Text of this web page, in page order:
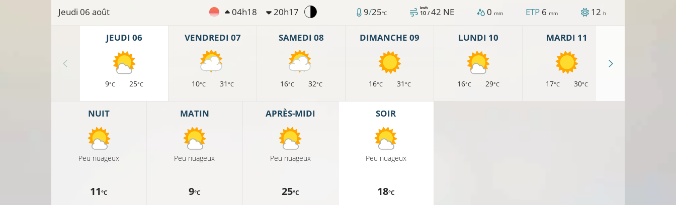
Jeudi 06 août 04h18 20h17 9/25°C 10 /
km/h 42 NE 0 mm ETP 6 mm 12 h
JEUDI 06
9°C 25°C
VENDREDI 07
10°C 31 °C
SAMEDI 08
16°C 32°C
DIMANCHE 09
16°C 31 °C
LUNDI 10
16°C 29°C
MARDI 11
17°C 30°C
NUIT
Peu nuageux
11°C
MATIN
Peu nuageux
9°C
APRÈS-MIDI
Peu nuageux
25°C
SOIR
Peu nuageux
18°C